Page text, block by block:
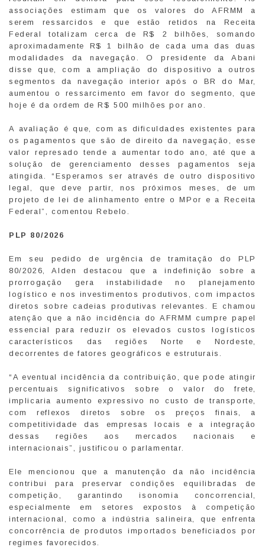
associações estimam que os valores do AFRMM a
serem ressarcidos e que estão retidos na Receita
Federal totalizam cerca de R$ 2 bilhões, somando
aproximadamente R$ 1 bilhão de cada uma das duas
modalidades da navegação. O presidente da Abani
disse que, com a ampliação do dispositivo a outros
segmentos da navegação interior após o BR do Mar,
aumentou o ressarcimento em favor do segmento, que
hoje é da ordem de R$ 500 milhões por ano.
A avaliação é que, com as dificuldades existentes para
os pagamentos que são de direito da navegação, esse
valor represado tende a aumentar todo ano, até que a
solução de gerenciamento desses pagamentos seja
atingida. “Esperamos ser através de outro dispositivo
legal, que deve partir, nos próximos meses, de um
projeto de lei de alinhamento entre o MPor e a Receita
Federal”, comentou Rebelo.
PLP 80/2026
Em seu pedido de urgência de tramitação do PLP
80/2026, Alden destacou que a indefinição sobre a
prorrogação gera instabilidade no planejamento
logístico e nos investimentos produtivos, com impactos
diretos sobre cadeias produtivas relevantes. E chamou
atenção que a não incidência do AFRMM cumpre papel
essencial para reduzir os elevados custos logísticos
característicos das regiões Norte e Nordeste,
decorrentes de fatores geográficos e estruturais.
“A eventual incidência da contribuição, que pode atingir
percentuais significativos sobre o valor do frete,
implicaria aumento expressivo no custo de transporte,
com reflexos diretos sobre os preços finais, a
competitividade das empresas locais e a integração
dessas regiões aos mercados nacionais e
internacionais”, justificou o parlamentar.
Ele mencionou que a manutenção da não incidência
contribui para preservar condições equilibradas de
competição, garantindo isonomia concorrencial,
especialmente em setores expostos à competição
internacional, como a indústria salineira, que enfrenta
concorrência de produtos importados beneficiados por
regimes favorecidos.